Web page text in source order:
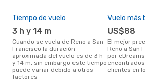
Tiempo de vuelo
3 h y 14 m
Cuando se vuela de Reno a San
Francisco la duración
aproximada del vuelo es de 3 h
y 14 m, sin embargo este tiempo
puede variar debido a otros
factores
Vuelo más
US$88
El mejor precio para vuelos de
Reno a San
por
clientes en